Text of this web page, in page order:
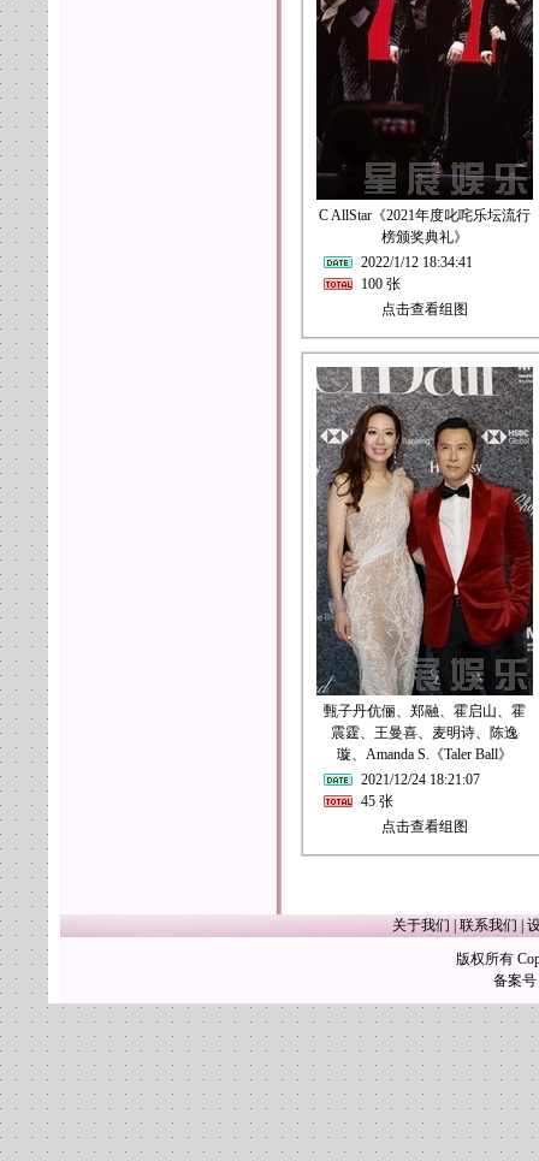
C AllStar《2021年度叱咤乐坛流行
榜颁奖典礼》
2022/1/12 18:34:41
100 张
点击查看组图
甄子丹伉俪、郑融、霍启山、霍
震霆、王曼喜、麦明诗、陈逸
璇、Amanda S.《Taler Ball》
2021/12/24 18:21:07
45 张
点击查看组图
关于我们 联系我们
版权所有
备案号